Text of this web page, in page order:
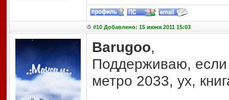
#10 Добавлено: 15 июня 2011 15:03
Barugoo,
Поддерживаю,
метро 2033, ух,